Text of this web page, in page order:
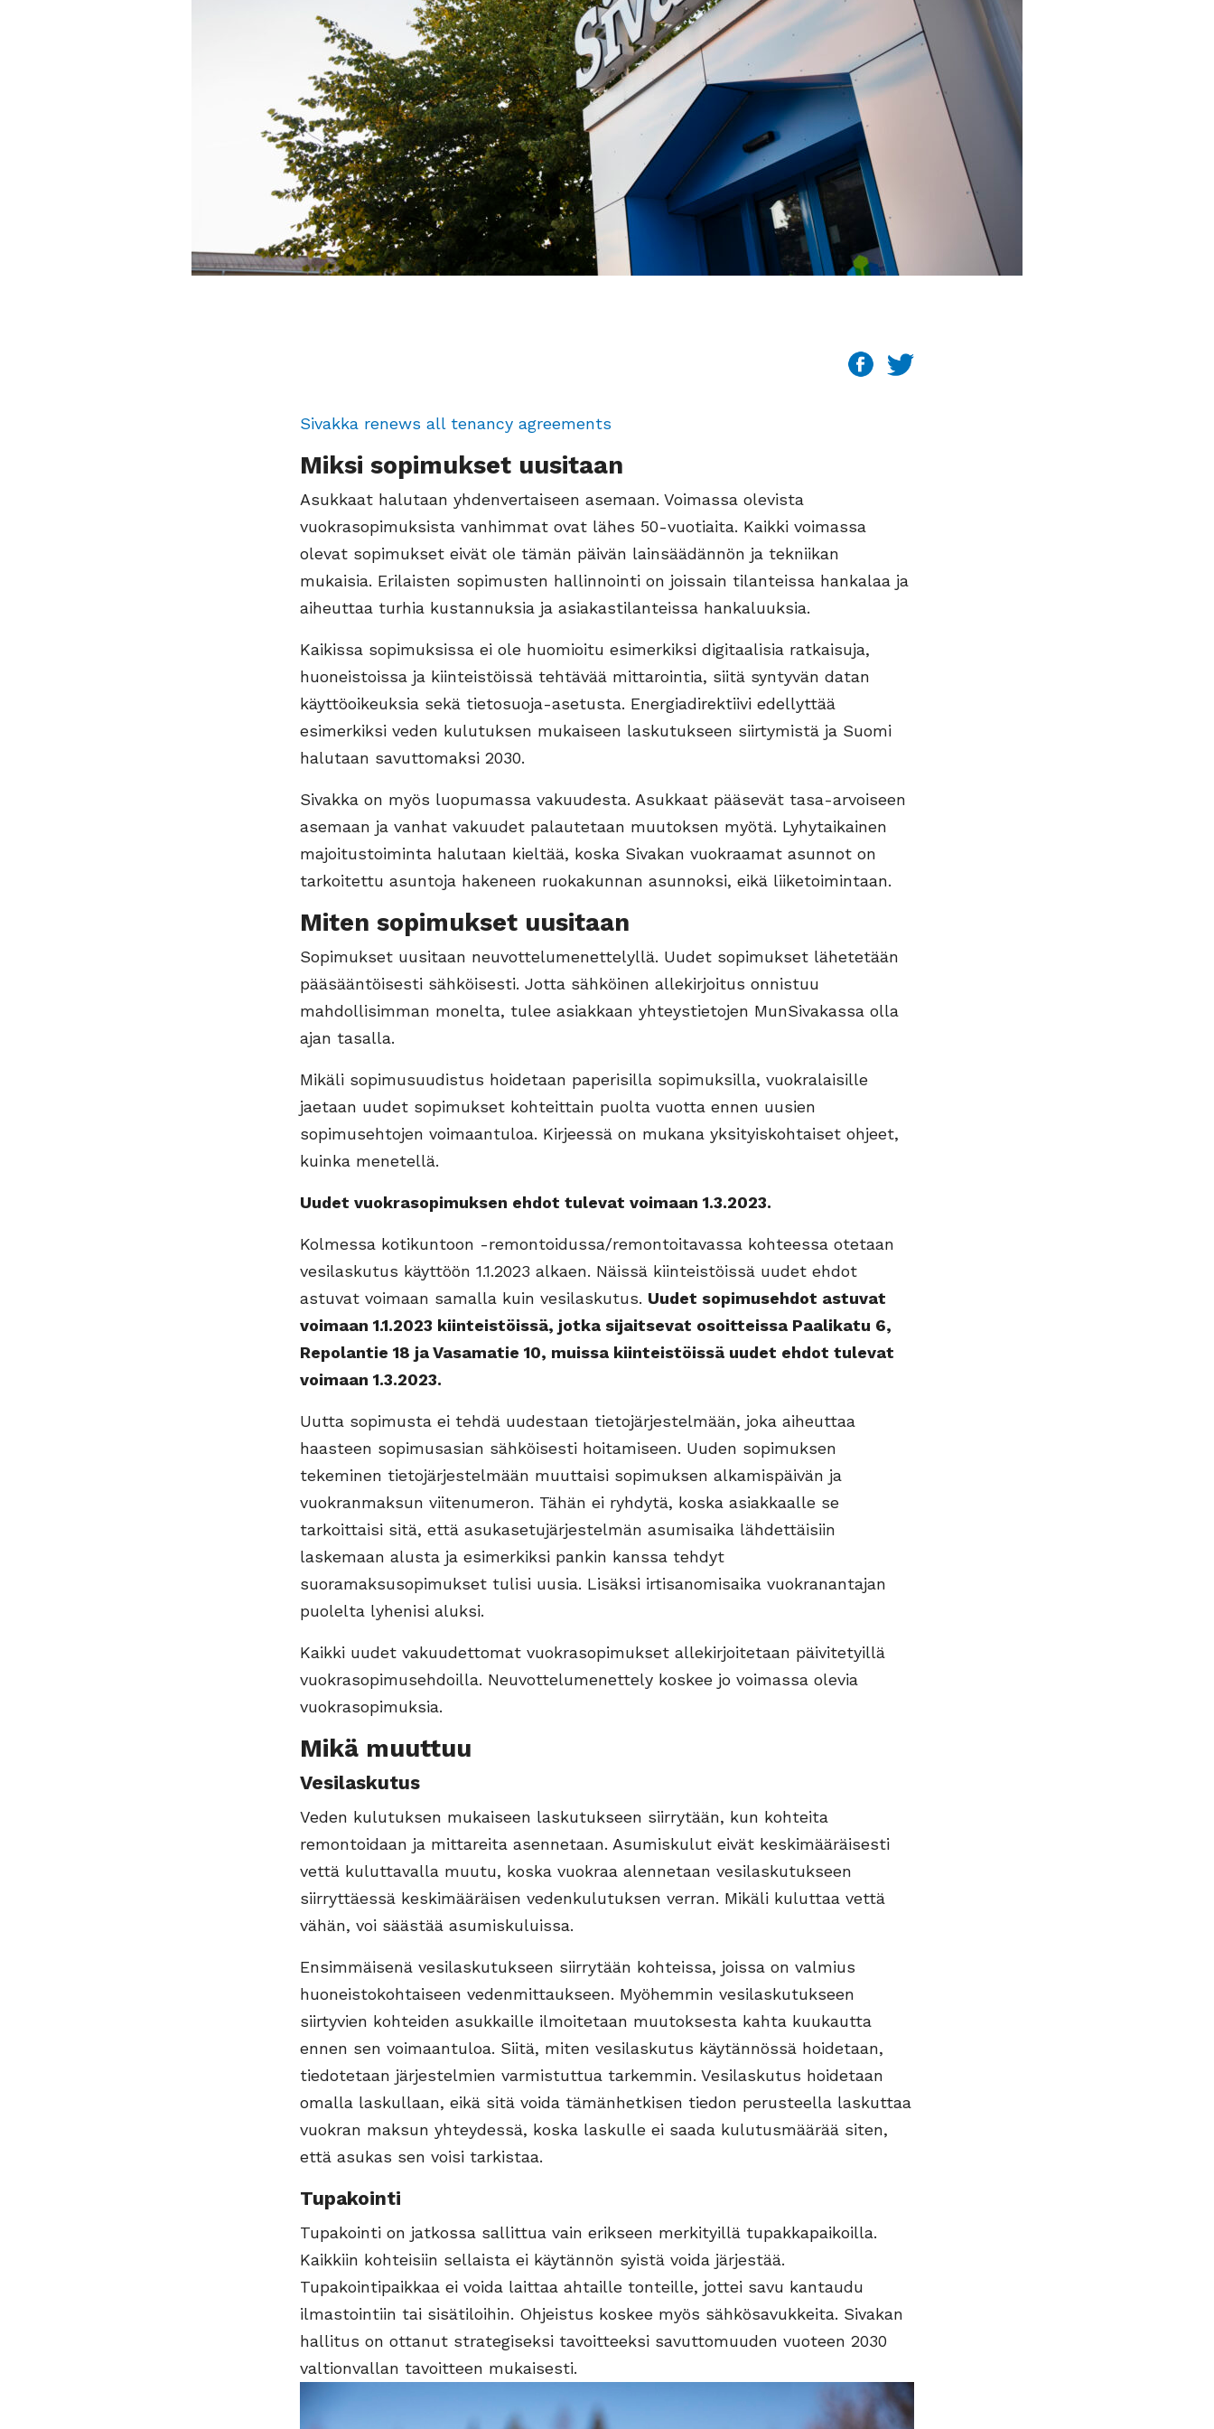
Sivakka renews all tenancy agreements
Miksi sopimukset uusitaan
Asukkaat halutaan yhdenvertaiseen asemaan. Voimassa olevista
vuokrasopimuksista vanhimmat ovat lähes 50-vuotiaita. Kaikki voimassa
olevat sopimukset eivät ole tämän päivän lainsäädännön ja tekniikan
mukaisia. Erilaisten sopimusten hallinnointi on joissain tilanteissa hankalaa ja
aiheuttaa turhia kustannuksia ja asiakastilanteissa hankaluuksia.
Kaikissa sopimuksissa ei ole huomioitu esimerkiksi digitaalisia ratkaisuja,
huoneistoissa ja kiinteistöissä tehtävää mittarointia, siitä syntyvän datan
käyttöoikeuksia sekä tietosuoja-asetusta. Energiadirektiivi edellyttää
esimerkiksi veden kulutuksen mukaiseen laskutukseen siirtymistä ja Suomi
halutaan savuttomaksi 2030.
Sivakka on myös luopumassa vakuudesta. Asukkaat pääsevät tasa-arvoiseen
asemaan ja vanhat vakuudet palautetaan muutoksen myötä. Lyhytaikainen
majoitustoiminta halutaan kieltää, koska Sivakan vuokraamat asunnot on
tarkoitettu asuntoja hakeneen ruokakunnan asunnoksi, eikä liiketoimintaan.
Miten sopimukset uusitaan
Sopimukset uusitaan neuvottelumenettelyllä. Uudet sopimukset lähetetään
pääsääntöisesti sähköisesti. Jotta sähköinen allekirjoitus onnistuu
mahdollisimman monelta, tulee asiakkaan yhteystietojen MunSivakassa olla
ajan tasalla.
Mikäli sopimusuudistus hoidetaan paperisilla sopimuksilla, vuokralaisille
jaetaan uudet sopimukset kohteittain puolta vuotta ennen uusien
sopimusehtojen voimaantuloa. Kirjeessä on mukana yksityiskohtaiset ohjeet,
kuinka menetellä.
Uudet vuokrasopimuksen ehdot tulevat voimaan 1.3.2023.
Kolmessa kotikuntoon -remontoidussa/remontoitavassa kohteessa otetaan
vesilaskutus käyttöön 1.1.2023 alkaen. Näissä kiinteistöissä uudet ehdot
astuvat voimaan samalla kuin vesilaskutus. Uudet sopimusehdot astuvat
voimaan 1.1.2023 kiinteistöissä, jotka sijaitsevat osoitteissa Paalikatu 6,
Repolantie 18 ja Vasamatie 10, muissa kiinteistöissä uudet ehdot tulevat
voimaan 1.3.2023.
Uutta sopimusta ei tehdä uudestaan tietojärjestelmään, joka aiheuttaa
haasteen sopimusasian sähköisesti hoitamiseen. Uuden sopimuksen
tekeminen tietojärjestelmään muuttaisi sopimuksen alkamispäivän ja
vuokranmaksun viitenumeron. Tähän ei ryhdytä, koska asiakkaalle se
tarkoittaisi sitä, että asukasetujärjestelmän asumisaika lähdettäisiin
laskemaan alusta ja esimerkiksi pankin kanssa tehdyt
suoramaksusopimukset tulisi uusia. Lisäksi irtisanomisaika vuokranantajan
puolelta lyhenisi aluksi.
Kaikki uudet vakuudettomat vuokrasopimukset allekirjoitetaan päivitetyillä
vuokrasopimusehdoilla. Neuvottelumenettely koskee jo voimassa olevia
vuokrasopimuksia.
Mikä muuttuu
Vesilaskutus
Veden kulutuksen mukaiseen laskutukseen siirrytään, kun kohteita
remontoidaan ja mittareita asennetaan. Asumiskulut eivät keskimääräisesti
vettä kuluttavalla muutu, koska vuokraa alennetaan vesilaskutukseen
siirryttäessä keskimääräisen vedenkulutuksen verran. Mikäli kuluttaa vettä
vähän, voi säästää asumiskuluissa.
Ensimmäisenä vesilaskutukseen siirrytään kohteissa, joissa on valmius
huoneistokohtaiseen vedenmittaukseen. Myöhemmin vesilaskutukseen
siirtyvien kohteiden asukkaille ilmoitetaan muutoksesta kahta kuukautta
ennen sen voimaantuloa. Siitä, miten vesilaskutus käytännössä hoidetaan,
tiedotetaan järjestelmien varmistuttua tarkemmin. Vesilaskutus hoidetaan
omalla laskullaan, eikä sitä voida tämänhetkisen tiedon perusteella laskuttaa
vuokran maksun yhteydessä, koska laskulle ei saada kulutusmäärää siten,
että asukas sen voisi tarkistaa.
Tupakointi
Tupakointi on jatkossa sallittua vain erikseen merkityillä tupakkapaikoilla.
Kaikkiin kohteisiin sellaista ei käytännön syistä voida järjestää.
Tupakointipaikkaa ei voida laittaa ahtaille tonteille, jottei savu kantaudu
ilmastointiin tai sisätiloihin. Ohjeistus koskee myös sähkösavukkeita. Sivakan
hallitus on ottanut strategiseksi tavoitteeksi savuttomuuden vuoteen 2030
valtionvallan tavoitteen mukaisesti.